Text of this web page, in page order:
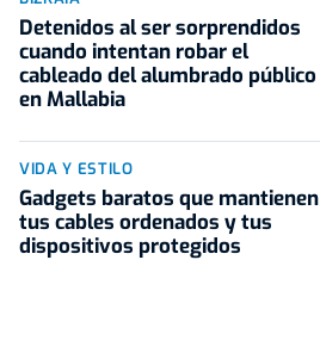
Detenidos al ser sorprendidos
cuando intentan robar el
cableado del alumbrado público
en Mallabia
VIDA Y ESTILO
Gadgets baratos que mantienen
tus cables ordenados y tus
dispositivos protegidos